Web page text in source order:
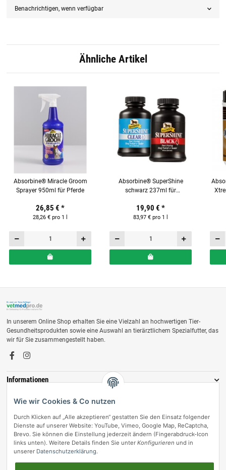
Benachrichtigen, wenn verfügbar
Ähnliche Artikel
Absorbine® Miracle Groom
Sprayer 950ml für Pferde
26,85 € *
28,26 € pro 1 l
Absorbine® SuperShine
schwarz 237ml für
19,90 € *
83,97 € pro 1 l
In unserem Online Shop erhalten Sie eine Vielzahl an hochwertigen Tier-
Gesundheitsprodukten sowie eine Auswahl an tierärztlichem Spezialfutter, das
wir für Sie zusammengestellt haben.
Informationen
Zahlungsmöglichkeiten
Wie wir Cookies & Co nutzen
Durch Klicken auf „Alle akzeptieren“ gestatten Sie den Einsatz folgender
Dienste auf unserer Website: YouTube, Vimeo, Google Map, ReCaptcha,
Brevo. Sie können die Einstellung jederzeit ändern (Fingerabdruck-Icon
links unten). Weitere Details finden Sie unter Konfigurieren und in
unserer Datenschutzerklärung.